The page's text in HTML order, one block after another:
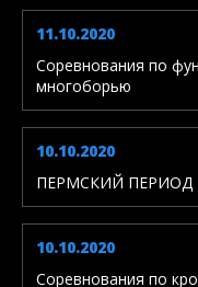
11.10.2020
Соревнования по
многоборью
10.10.2020
ПЕРМСКИЙ ПЕРИОД
10.10.2020
Соревнования по